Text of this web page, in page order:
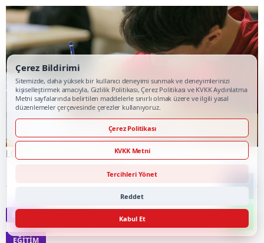
LGS Tercihleri İçin Son Gün
Eğitim
EĞITIM
Çerez Bildirimi
Sitemizde, daha yüksek bir kullanıcı deneyimi sunmak ve deneyimlerinizi
kişiselleştirmek amacıyla, Gizlilik Politikası, Çerez Politikası ve KVKK Aydınlatma
Metni sayfalarında belirtilen maddelerle sınırlı olmak üzere ve ilgili yasal
düzenlemeler çerçevesinde çerezler kullanıyoruz.
Çerez Politikası
KVKK Metni
Tercihleri Yönet
Reddet
Kabul Et